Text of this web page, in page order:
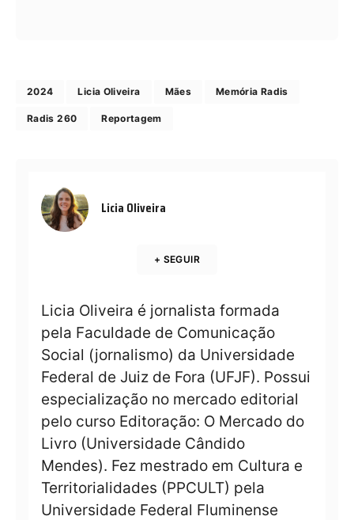
2024 Licia Oliveira Mães Memória Radis
Radis 260 Reportagem
Licia Oliveira
+ SEGUIR
Licia Oliveira é jornalista formada
pela Faculdade de Comunicação
Social (jornalismo) da Universidade
Federal de Juiz de Fora (UFJF). Possui
especialização no mercado editorial
pelo curso Editoração: O Mercado do
Livro (Universidade Cândido
Mendes). Fez mestrado em Cultura e
Territorialidades (PPCULT) pela
Universidade Federal Fluminense